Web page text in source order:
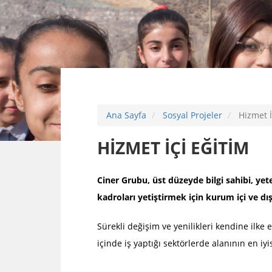
Ana Sayfa Sosyal Projeler Hizmet
HİZMET İÇİ EĞİTİM
Ciner Grubu, üst düzeyde bilgi sahibi,
kadroları yetiştirmek için kurum içi ve
Sürekli değişim ve yenilikleri kendine ilke
içinde iş yaptığı sektörlerde alanının en
Eğitim ve Öğrenime Destek
50 okul hediye etmeyi hedeflemiştir. Ayrıca
Güvenli
Gazetesi’nin